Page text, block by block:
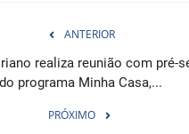
ANTERIOR
realiza reunião com pré-
do programa Minha Casa,...
PRÓXIMO